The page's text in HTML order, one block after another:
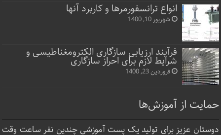
انواع ترانسفورمرها و کاربرد آنها
شهریور 10, 1400
فرآیند ارزیابی سازگاری الکترومغناطیسی و
شرایط لازم برای احراز سازگاری
فروردین 23, 1400
حمایت از آموزش‌ها
دوستان عزیز برای تولید یک پست آموزشی چندین نفر ساعت‌ وقت